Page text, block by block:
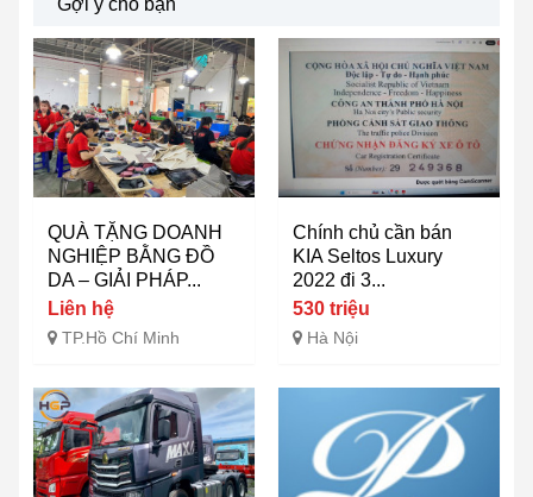
Gợi ý cho bạn
QUÀ TẶNG DOANH
NGHIỆP BẰNG ĐỒ
DA – GIẢI PHÁP...
Liên hệ
TP.Hồ Chí Minh
Chính chủ cần bán
KIA Seltos Luxury
2022 đi 3...
530 triệu
Hà Nội